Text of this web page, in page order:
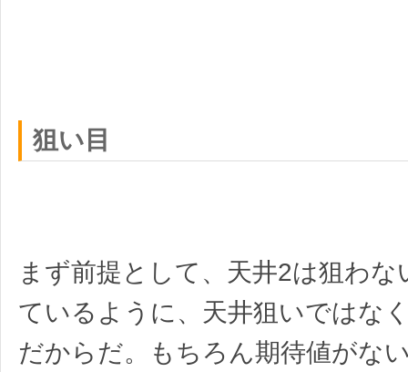
狙い目
まず前提として、天井2は狙わな
ているように、天井狙いではな
だからだ。
もちろん期待値がな